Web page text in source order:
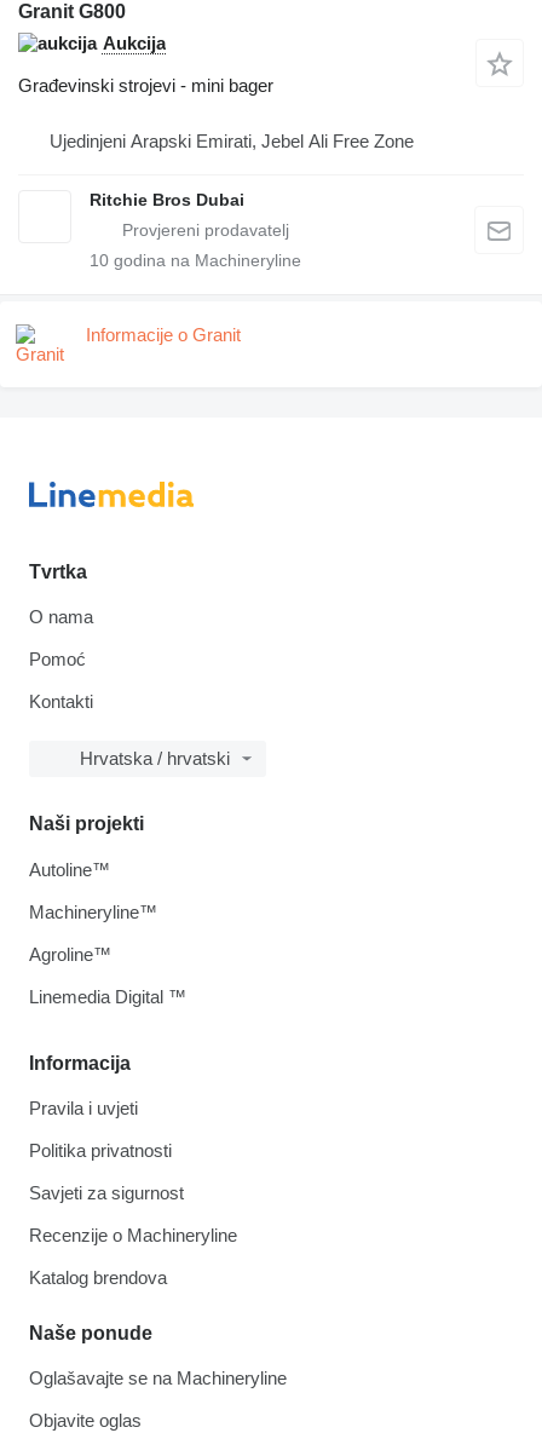
Granit G800
Aukcija
Građevinski strojevi - mini bager
Ujedinjeni Arapski Emirati, Jebel Ali Free Zone
Ritchie Bros Dubai
10 godina na Machineryline
Informacije o Granit
Tvrtka
O nama
Pomoć
Kontakti
Hrvatska / hrvatski
Informacija
Pravila i uvjeti
Politika privatnosti
Savjeti za sigurnost
Recenzije o Machineryline
Katalog brendova
Naše ponude
Oglašavajte se na Machineryline
Objavite oglas
Naši projekti
Autoline™
Machineryline™
Agroline™
Linemedia Digital ™